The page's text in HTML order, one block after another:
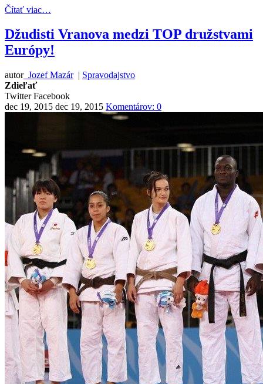
Čítať viac…
Džudisti Vranova medzi TOP družstvami
Európy!
autor Jozef Mazár | Spravodajstvo
Zdieľať
Twitter Facebook
dec 19, 2015 dec 19, 2015 Komentárov: 0